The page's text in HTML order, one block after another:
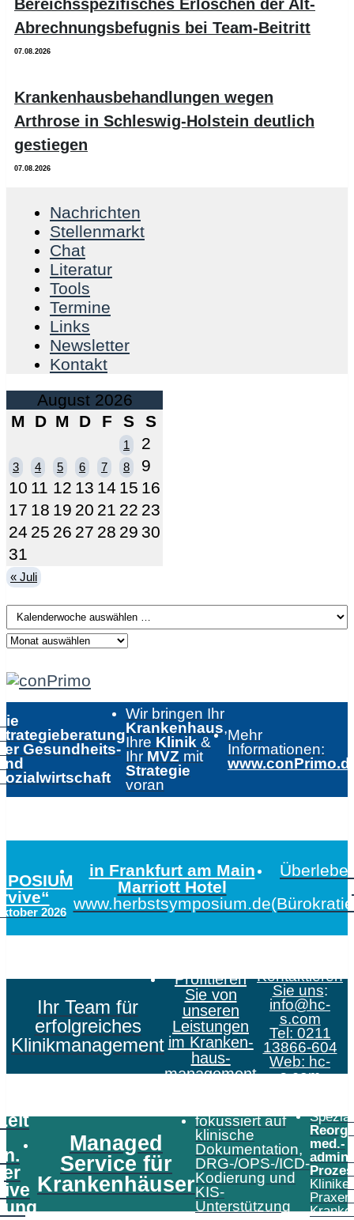
Bereichsspezifisches Erlöschen der Alt-
Abrechnungsbefugnis bei Team-Beitritt
07.08.2026
Krankenhausbehandlungen wegen
Arthrose in Schleswig-Holstein deutlich
gestiegen
07.08.2026
Nachrichten
Stellenmarkt
Chat
Literatur
Tools
Termine
Links
Newsletter
Kontakt
August 2026
M
D M D F S S
1 2
3 4 5 6 7 8
9
10 11 12 13 14 15 16
17 18 19 20 21 22 23
24 25 26 27 28 29 30
31
« Juli
Gesundheits-
Wir bringen Ihr
Krankenhaus,
Ihre Klinik &
Ihr MVZ mit
Strategie
voran
Mehr
Informationen:
2026
in Frankfurt am Main
Marriott Hotel
www.herbstsymposium.de
Ihr Team für
erfolgreiches
Klinikmanagement
Profitieren
Sie von
unseren
Leistungen
im Kranken­
haus­
management
Kontaktieren
Sie uns:
info@hc-
s.com
Tel: 0211
13866-604
Web: hc-
s.com
Managed
Service für
Krankenhäuser
fokussiert auf
klinische
Dokumentation,
DRG-/OPS-/ICD-
Kodierung und
KIS-
Unterstützung
med.-